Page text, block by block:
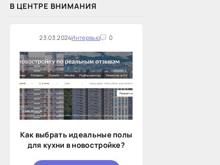
В ЦЕНТРЕ ВНИМАНИЯ
23.03.2024Интервью 0
Как выбрать идеальные полы
для кухни в новостройке?